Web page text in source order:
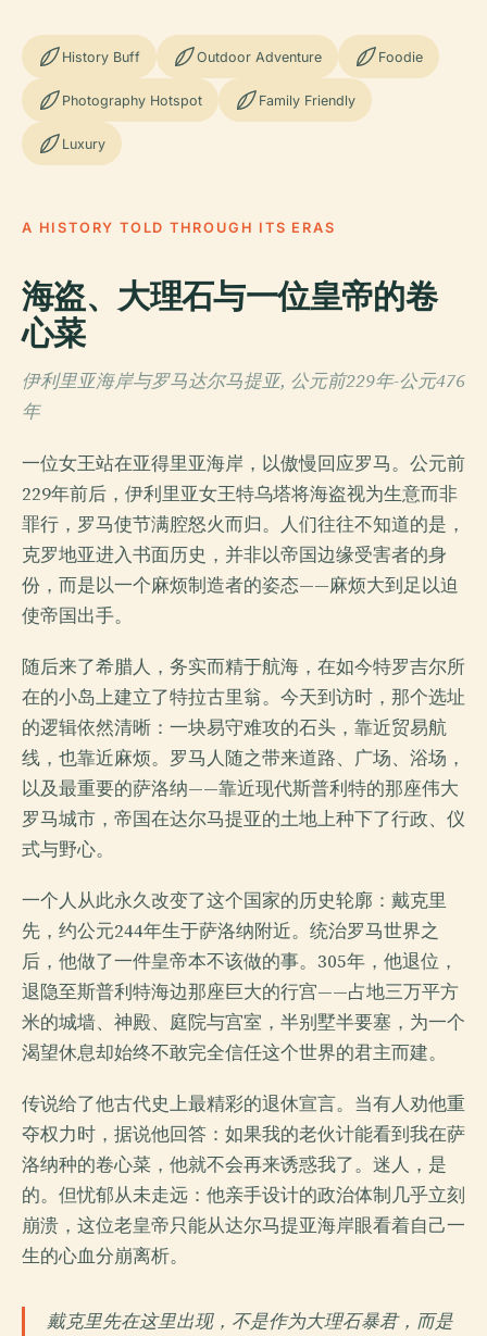
History Buff Outdoor Adventure Foodie
Photography Hotspot Family Friendly
Luxury
A HISTORY TOLD THROUGH ITS ERAS
海盗、大理石与一位皇帝的卷
心菜
伊利里亚海岸与罗马达尔马提亚, 公元前229年-公元476
年
一位女王站在亚得里亚海岸，以傲慢回应罗马。公元前
229年前后，伊利里亚女王特乌塔将海盗视为生意而非
罪行，罗马使节满腔怒火而归。人们往往不知道的是，
克罗地亚进入书面历史，并非以帝国边缘受害者的身
份，而是以一个麻烦制造者的姿态——麻烦大到足以迫
使帝国出手。
随后来了希腊人，务实而精于航海，在如今特罗吉尔所
在的小岛上建立了特拉古里翁。今天到访时，那个选址
的逻辑依然清晰：一块易守难攻的石头，靠近贸易航
线，也靠近麻烦。罗马人随之带来道路、广场、浴场，
以及最重要的萨洛纳——靠近现代斯普利特的那座伟大
罗马城市，帝国在达尔马提亚的土地上种下了行政、仪
式与野心。
一个人从此永久改变了这个国家的历史轮廓：戴克里
先，约公元244年生于萨洛纳附近。统治罗马世界之
后，他做了一件皇帝本不该做的事。305年，他退位，
退隐至斯普利特海边那座巨大的行宫——占地三万平方
米的城墙、神殿、庭院与宫室，半别墅半要塞，为一个
渴望休息却始终不敢完全信任这个世界的君主而建。
传说给了他古代史上最精彩的退休宣言。当有人劝他重
夺权力时，据说他回答：如果我的老伙计能看到我在萨
洛纳种的卷心菜，他就不会再来诱惑我了。迷人，是
的。但忧郁从未走远：他亲手设计的政治体制几乎立刻
崩溃，这位老皇帝只能从达尔马提亚海岸眼看着自己一
生的心血分崩离析。
戴克里先在这里出现，不是作为大理石暴君，而是